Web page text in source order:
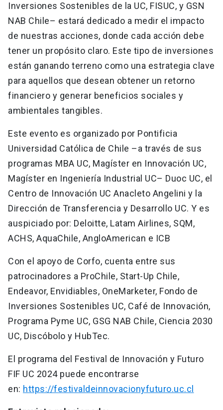
Inversiones Sostenibles de la UC, FISUC, y GSN
NAB Chile– estará dedicado a medir el impacto
de nuestras acciones, donde cada acción debe
tener un propósito claro. Este tipo de inversiones
están ganando terreno como una estrategia clave
para aquellos que desean obtener un retorno
financiero y generar beneficios sociales y
ambientales tangibles.
Este evento es organizado por Pontificia
Universidad Católica de Chile –a través de sus
programas MBA UC, Magíster en Innovación UC,
Magíster en Ingeniería Industrial UC– Duoc UC, el
Centro de Innovación UC Anacleto Angelini y la
Dirección de Transferencia y Desarrollo UC. Y es
auspiciado por: Deloitte, Latam Airlines, SQM,
ACHS, AquaChile, AngloAmerican e ICB
Con el apoyo de Corfo, cuenta entre sus
patrocinadores a ProChile, Start-Up Chile,
Endeavor, Envidiables, OneMarketer, Fondo de
Inversiones Sostenibles UC, Café de Innovación,
Programa Pyme UC, GSG NAB Chile, Ciencia 2030
UC, Discóbolo y HubTec.
El programa del Festival de Innovación y Futuro
FIF UC 2024 puede encontrarse
en: https://festivaldeinnovacionyfuturo.uc.cl